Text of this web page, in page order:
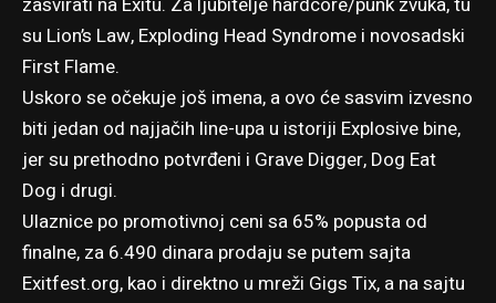
su Lion’s Law, Exploding Head Syndrome i novosadski
First Flame.
Uskoro se očekuje još imena, a ovo će sasvim izvesno
biti jedan od najjačih line-upa u istoriji Explosive bine,
jer su prethodno potvrđeni i Grave Digger, Dog Eat
Dog i drugi.
Ulaznice po promotivnoj ceni sa 65% popusta od
finalne, za 6.490 dinara prodaju se putem sajta
Exitfest.org, kao i direktno u mreži Gigs Tix, a na sajtu